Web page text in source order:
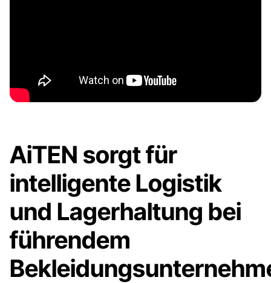
AiTEN sorgt für
intelligente Logistik
und Lagerhaltung bei
führendem